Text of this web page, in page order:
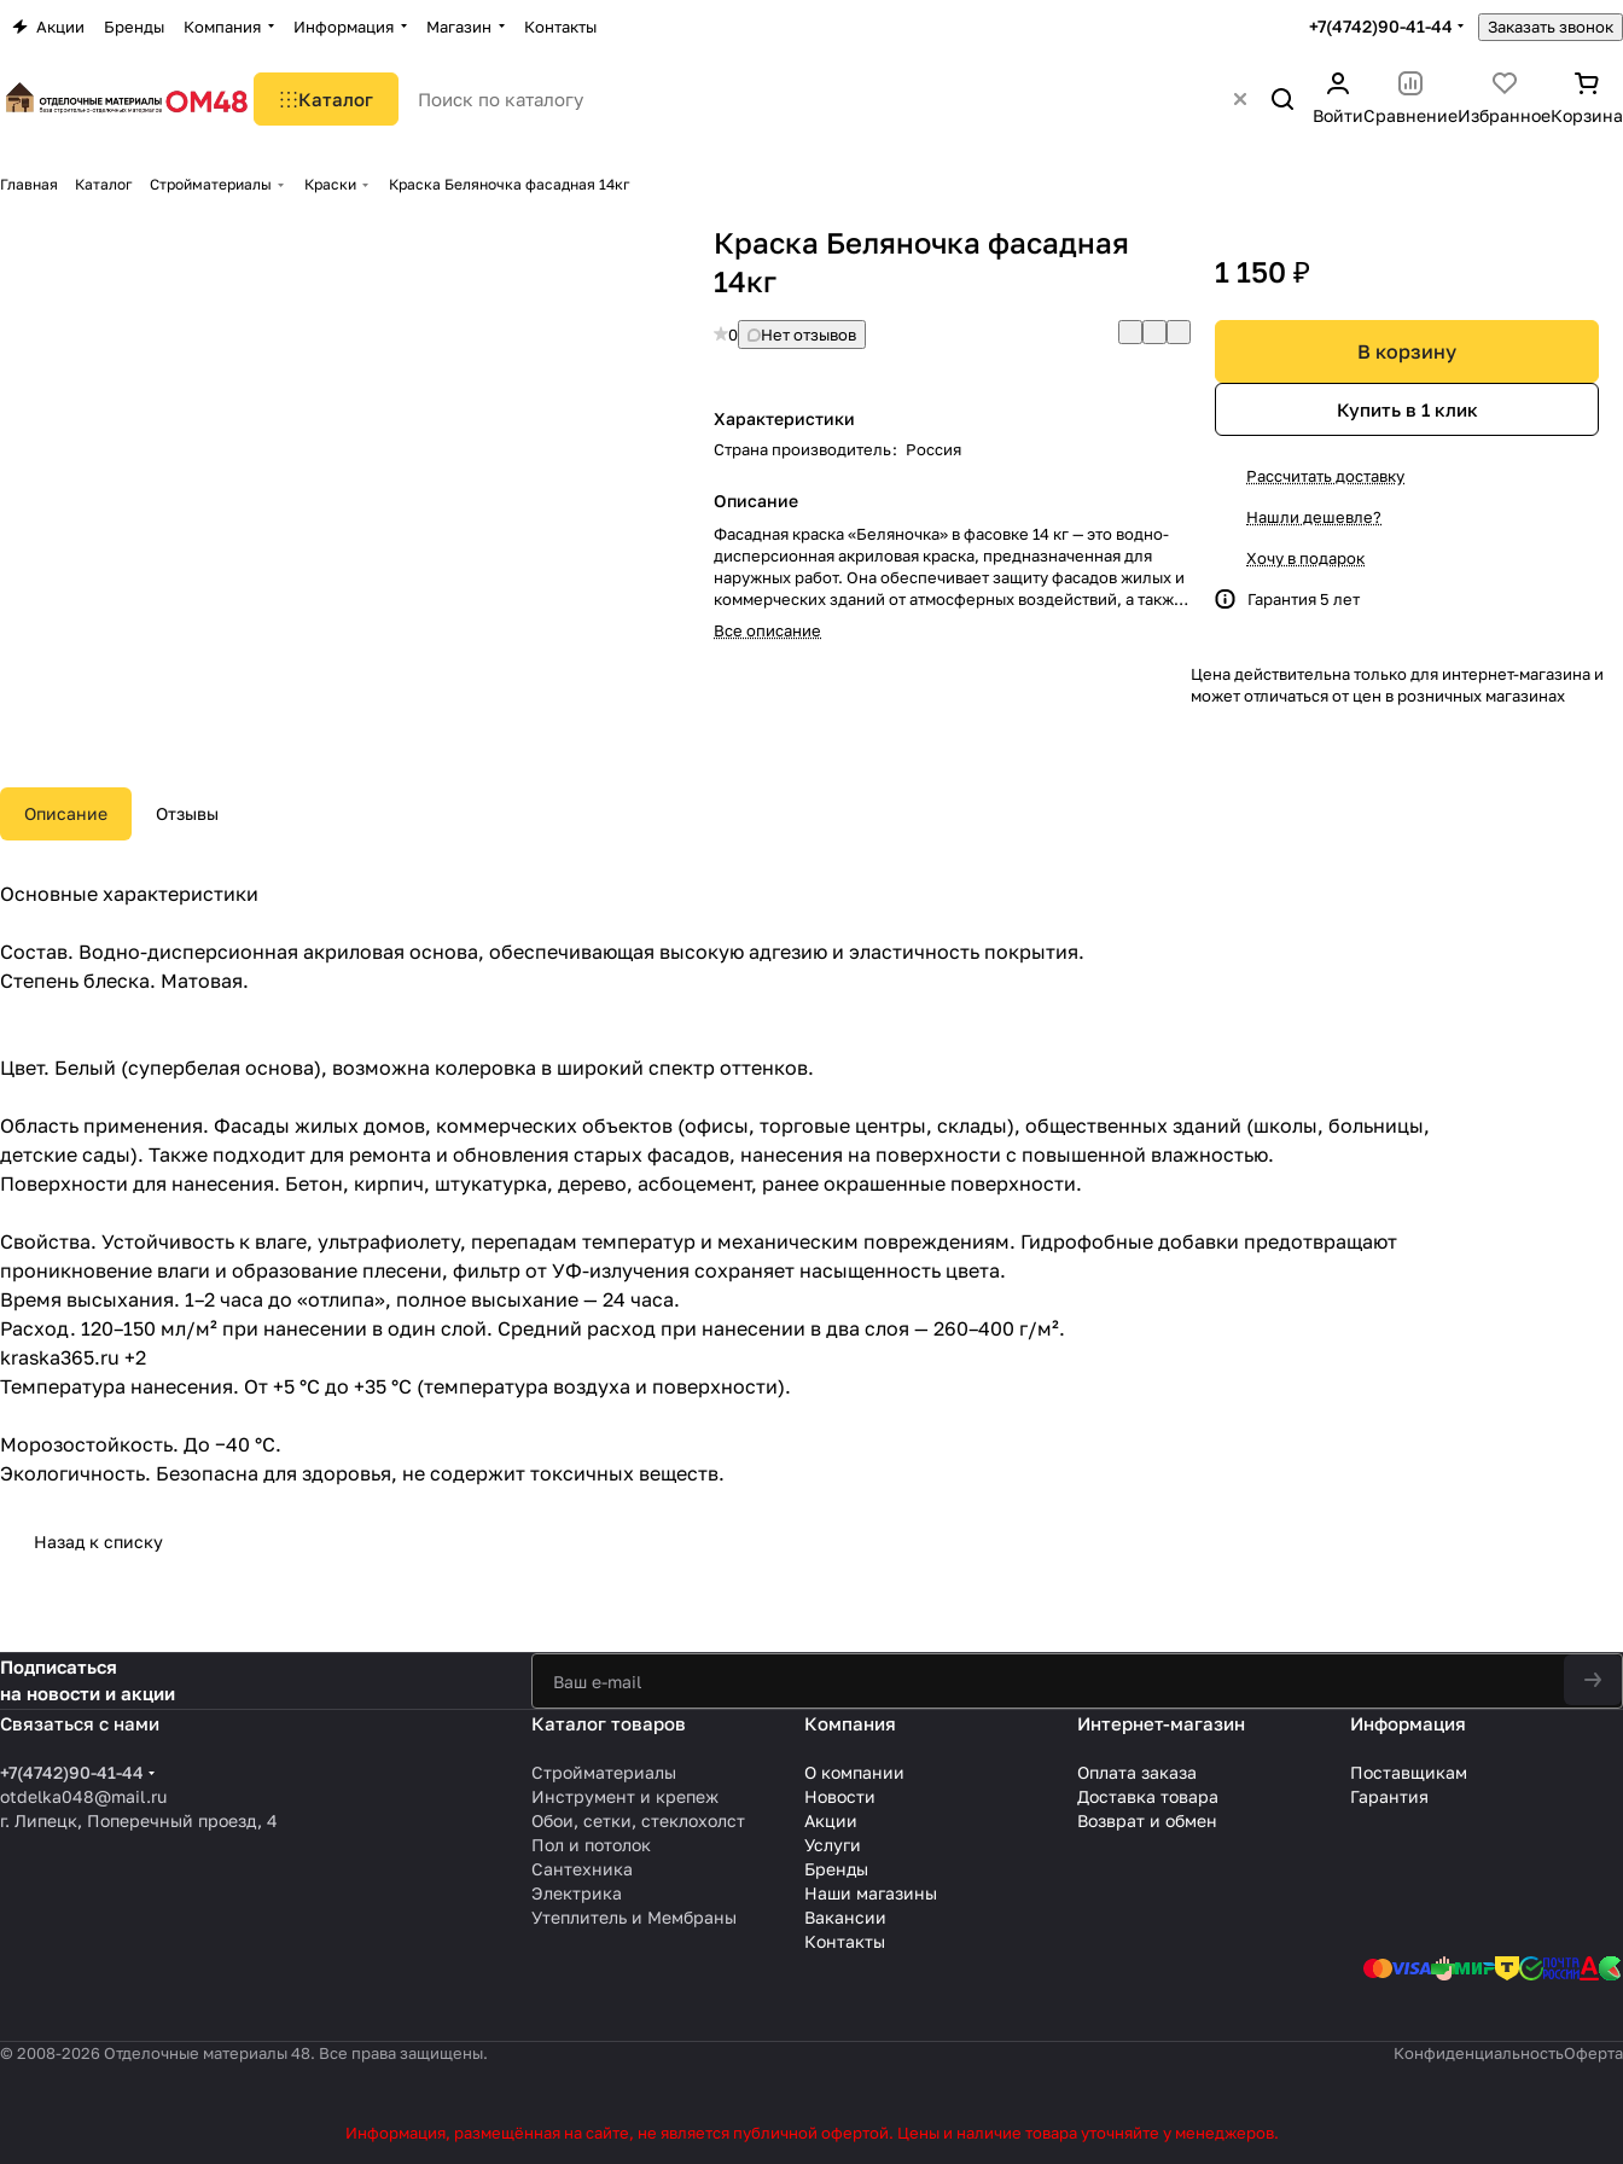
Акции Бренды Компания Информация Магазин Контакты +7(4742)90-41-44 Заказать звонок
Каталог
ВойтиСравнениеИзбранноеКорзина
Главная Каталог Стройматериалы Краски Краска Беляночка фасадная 14кг
Краска Беляночка фасадная
14кг
0 Нет отзывов
Характеристики
Страна производитель: Россия
Описание
Фасадная краска «Беляночка» в фасовке 14 кг — это водно-
дисперсионная акриловая краска, предназначенная для
наружных работ. Она обеспечивает защиту фасадов жилых и
коммерческих зданий от атмосферных воздействий, а также
может использоваться для интерьеров в помещениях с
высокой влажностью
Все описание
1 150 ₽
В корзину
Купить в 1 клик
Рассчитать доставку
Нашли дешевле?
Хочу в подарок
Гарантия 5 лет
Цена действительна только для интернет-магазина и
может отличаться от цен в розничных магазинах
Описание Отзывы
Основные характеристики
Состав. Водно-дисперсионная акриловая основа, обеспечивающая высокую адгезию и эластичность покрытия.
Степень блеска. Матовая.
Цвет. Белый (супербелая основа), возможна колеровка в широкий спектр оттенков.
Область применения. Фасады жилых домов, коммерческих объектов (офисы, торговые центры, склады), общественных зданий (школы, больницы,
детские сады). Также подходит для ремонта и обновления старых фасадов, нанесения на поверхности с повышенной влажностью.
Поверхности для нанесения. Бетон, кирпич, штукатурка, дерево, асбоцемент, ранее окрашенные поверхности.
Свойства. Устойчивость к влаге, ультрафиолету, перепадам температур и механическим повреждениям. Гидрофобные добавки предотвращают
проникновение влаги и образование плесени, фильтр от УФ-излучения сохраняет насыщенность цвета.
Время высыхания. 1–2 часа до «отлипа», полное высыхание — 24 часа.
Расход. 120–150 мл/м² при нанесении в один слой. Средний расход при нанесении в два слоя — 260–400 г/м².
kraska365.ru +2
Температура нанесения. От +5 °C до +35 °C (температура воздуха и поверхности).
Морозостойкость. До −40 °C.
Экологичность. Безопасна для здоровья, не содержит токсичных веществ.
Назад к списку
Подписаться
на новости и акции
Связаться с нами
+7(4742)90-41-44
otdelka048@mail.ru
г. Липецк, Поперечный проезд, 4
Каталог товаров
Стройматериалы
Инструмент и крепеж
Обои, сетки, стеклохолст
Пол и потолок
Сантехника
Электрика
Утеплитель и Мембраны
Компания
О компании
Новости
Акции
Услуги
Бренды
Наши магазины
Вакансии
Контакты
Интернет-магазин
Оплата заказа
Доставка товара
Возврат и обмен
Информация
Поставщикам
Гарантия
© 2008-2026 Отделочные материалы 48. Все права защищены. КонфиденциальностьОферта
Информация, размещённая на сайте, не является публичной офертой. Цены и наличие товара уточняйте у менеджеров.